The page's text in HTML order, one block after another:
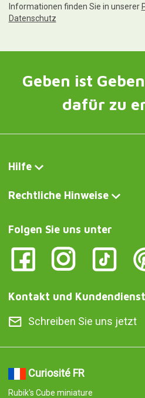
Informationen finden Sie in unserer
Datenschutz
Geben ist
dafür zu
Hilfe
Rechtliche Hinweise
Folgen Sie uns unter
Kontakt und Kundendienst
Schreiben Sie uns jetzt
Curiosité FR
Rubik's Cube miniature